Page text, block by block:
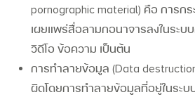
pornographic material) คือ การกร
เผยแพร่สื่อลามกอนาจารลงในระบ
วิดีโอ ข้อความ เป็นต้น
การทำลายข้อมูล (Data
ผิดโดยการทำลายข้อมูลที่อยู่ในระบ